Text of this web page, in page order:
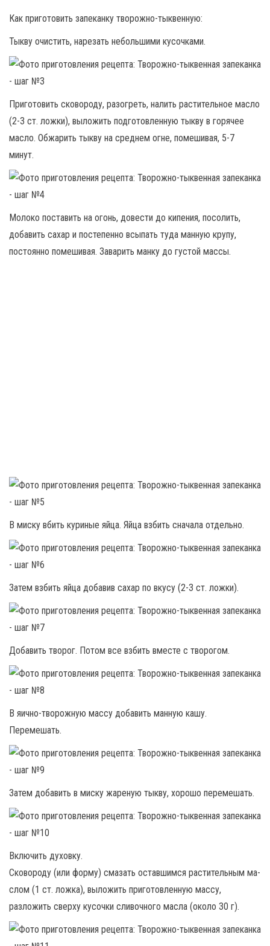
Как приготовить запеканку творожно-тыквенную:
Тыкву очистить, нарезать небольшими кусочка­ми.
Приготовить сковороду, разогреть, налить растительное мас­ло
(2-3 ст. ложки), выложить подготовленную тыкву в горячее
масло. Обжарить тыкву на среднем огне, помешивая, 5-7
минут.
Молоко поставить на огонь, довести до кипения, посолить,
добавить сахар и постепенно всыпать туда манную крупу,
постоянно помешивая. Заварить манку до густой массы.
В миску вбить куриные яйца. Яйца взбить сна­чала отдельно.
Затем взбить яйца добавив сахар по вкусу (2-3 ст. ложки).
Добавить творог. Потом все взбить вместе с творогом.
В яично-творожную массу добавить манную кашу.
Перемешать.
Затем добавить в миску жареную тыкву, хорошо перемешать.
Включить духовку.
Сковороду (или форму) смазать оставшимся растительным ма­
слом (1 ст. ложка), выложить приготовленную массу,
разложить сверху ку­сочки сливочного масла (около 30 г).